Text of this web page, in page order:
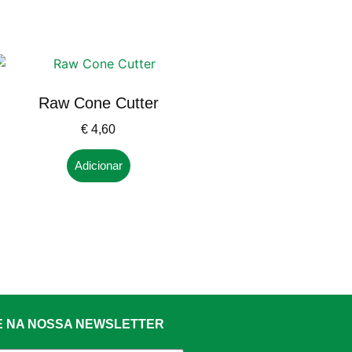
Raw Cone Cutter
€ 4,60
Adicionar
NA NOSSA NEWSLETTER